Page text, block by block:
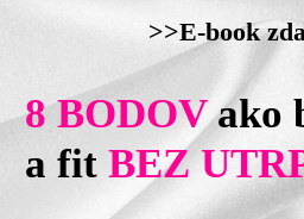
>>E-book
8 BODOVako
a fit BEZ